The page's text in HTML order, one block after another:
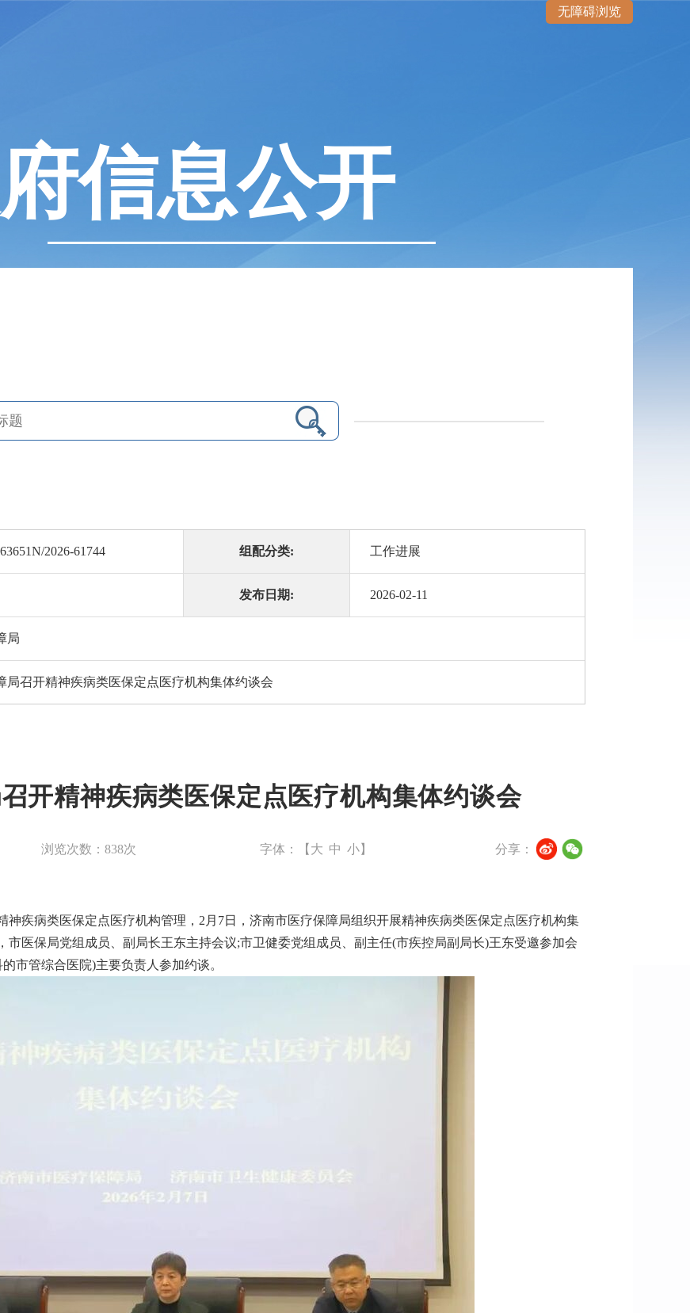
无障碍浏览
信息公开
2026-61744 组配分类: 工作进展
发布日期: 2026-02-11
局
局召开精神疾病类医保定点医疗机构集体约谈会
开精神疾病类医保定点医疗机构集体约谈会
浏览次数：838次 字体：【 大 中 小】 分享：
神疾病类医保定点医疗机构管理，2月7日，济南市医疗保障局组织开展精神疾病类医保定点医疗机构集
医保局党组成员、副局长王东主持会议;市卫健委党组成员、副主任(市疾控局副局长)王东受邀参加会
市管综合医院)主要负责人参加约谈。